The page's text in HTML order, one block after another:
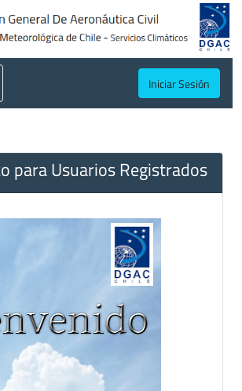
Iniciar Sesión
para Usuarios Registrados